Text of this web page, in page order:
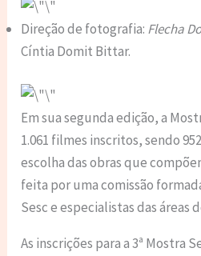
Direção de fotografia: Flecha
Cíntia Domit Bittar.
Em sua segunda edição, a
1.061 filmes inscritos, sendo
escolha das obras que
feita por uma comissão
Sesc e especialistas das áreas
As inscrições para a 3ª Mostra